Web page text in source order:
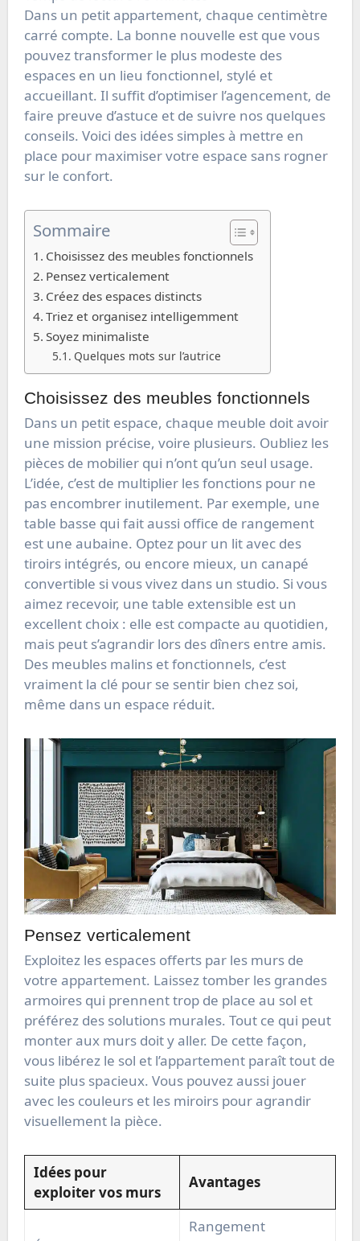
Dans un petit appartement, chaque centimètre
carré compte. La bonne nouvelle est que vous
pouvez transformer le plus modeste des
espaces en un lieu fonctionnel, stylé et
accueillant. Il suffit d’optimiser l’agencement, de
faire preuve d’astuce et de suivre nos quelques
conseils. Voici des idées simples à mettre en
place pour maximiser votre espace sans rogner
sur le confort.
Sommaire
Choisissez des meubles fonctionnels
Pensez verticalement
Créez des espaces distincts
Triez et organisez intelligemment
Soyez minimaliste
Quelques mots sur l’autrice
Choisissez des meubles fonctionnels
Dans un petit espace, chaque meuble doit avoir
une mission précise, voire plusieurs. Oubliez les
pièces de mobilier qui n’ont qu’un seul usage.
L’idée, c’est de multiplier les fonctions pour ne
pas encombrer inutilement. Par exemple, une
table basse qui fait aussi office de rangement
est une aubaine. Optez pour un lit avec des
tiroirs intégrés, ou encore mieux, un canapé
convertible si vous vivez dans un studio. Si vous
aimez recevoir, une table extensible est un
excellent choix : elle est compacte au quotidien,
mais peut s’agrandir lors des dîners entre amis.
Des meubles malins et fonctionnels, c’est
vraiment la clé pour se sentir bien chez soi,
même dans un espace réduit.
Pensez verticalement
Exploitez les espaces offerts par les murs de
votre appartement. Laissez tomber les grandes
armoires qui prennent trop de place au sol et
préférez des solutions murales. Tout ce qui peut
monter aux murs doit y aller. De cette façon,
vous libérez le sol et l’appartement paraît tout de
suite plus spacieux. Vous pouvez aussi jouer
avec les couleurs et les miroirs pour agrandir
visuellement la pièce.
Idées pour
exploiter vos murs
Avantages
Rangement